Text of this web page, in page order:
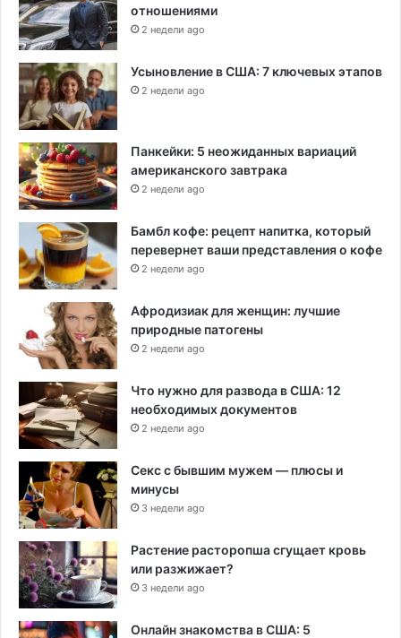
отношениями
2 недели ago
Усыновление в США: 7 ключевых этапов
2 недели ago
Панкейки: 5 неожиданных вариаций
американского завтрака
2 недели ago
Бамбл кофе: рецепт напитка, который
перевернет ваши представления о кофе
2 недели ago
Афродизиак для женщин: лучшие
природные патогены
2 недели ago
Что нужно для развода в США: 12
необходимых документов
2 недели ago
Секс с бывшим мужем — плюсы и
минусы
3 недели ago
Растение расторопша сгущает кровь
или разжижает?
3 недели ago
Онлайн знакомства в США: 5